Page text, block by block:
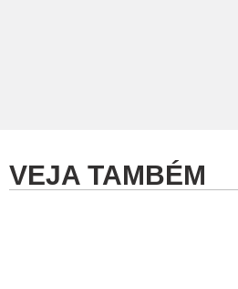
VEJA TAMBÉM